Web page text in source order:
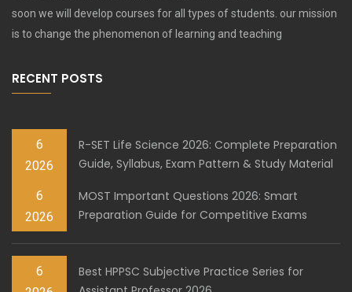
soon we will develop courses for all types of students. our mission
is to change the phenomenon of learning and teaching
RECENT POSTS
6
2026
R-SET Life Science 2026: Complete Preparation
Guide, Syllabus, Exam Pattern & Study Material
6
2026
MOST Important Questions 2026: Smart
Preparation Guide for Competitive Exams
6
Best HPPSC Subjective Practice Series for